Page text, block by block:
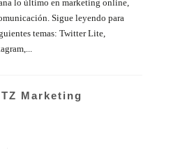
lo último en marketing online,
Sigue leyendo para
temas: Twitter Lite,
Marketing